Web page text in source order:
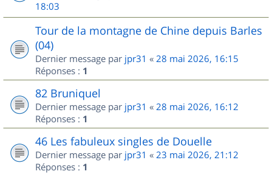
18:03
Tour de la montagne de Chine depuis Barles
(04)
Dernier message par jpr31 « 28 mai 2026, 16:15
Réponses : 1
82 Bruniquel
Dernier message par jpr31 « 28 mai 2026, 16:12
Réponses : 1
46 Les fabuleux singles de Douelle
Dernier message par jpr31 « 23 mai 2026, 21:12
Réponses : 1